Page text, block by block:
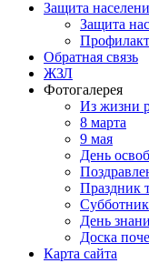
Защита
Защита
Обратная связь
ЖЗЛ
Фотогалерея
Из жизни
8 марта
9 мая
День
Праздник
Субботник
День
Доска
Карта сайта